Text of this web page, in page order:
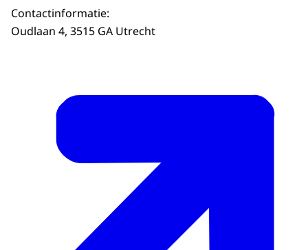
Contactinformatie:
Oudlaan 4, 3515 GA Utrecht